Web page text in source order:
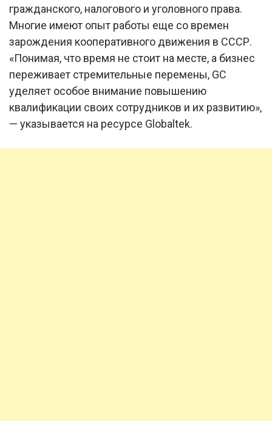
гражданского, налогового и уголовного права.
Многие имеют опыт работы еще со времен
зарождения кооперативного движения в СССР.
«Понимая, что время не стоит на месте, а бизнес
переживает стремительные перемены, GC
уделяет особое внимание повышению
квалификации своих сотрудников и их развитию»,
— указывается на ресурсе Globaltek.